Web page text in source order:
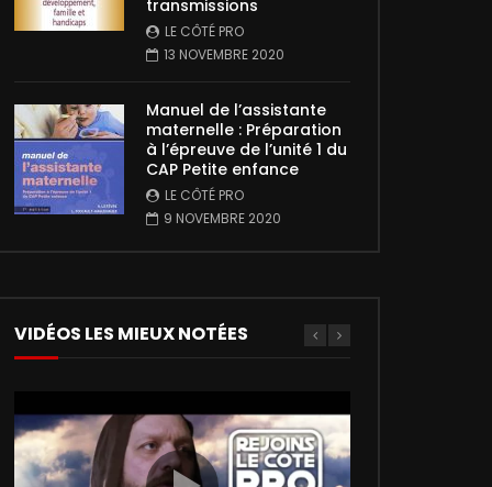
transmissions
LE CÔTÉ PRO
13 NOVEMBRE 2020
Manuel de l’assistante
maternelle : Préparation
à l’épreuve de l’unité 1 du
CAP Petite enfance
LE CÔTÉ PRO
9 NOVEMBRE 2020
VIDÉOS LES MIEUX NOTÉES